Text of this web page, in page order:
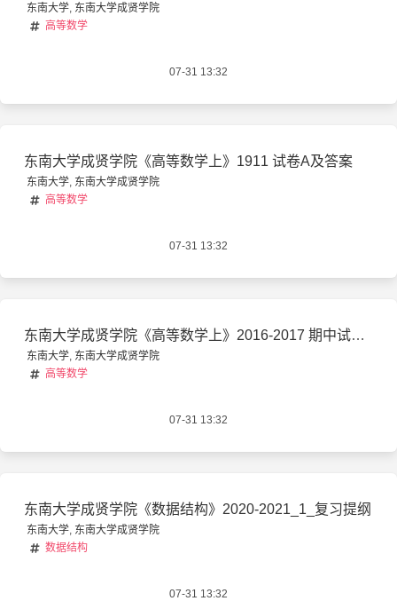
东南大学 东南大学成贤学院
高等数学
07-31 13:32
东南大学成贤学院《高等数学上》1911 试卷A及答案
东南大学 东南大学成贤学院
高等数学
07-31 13:32
东南大学成贤学院《高等数学上》2016-2017 期中试卷无答案
东南大学 东南大学成贤学院
高等数学
07-31 13:32
东南大学成贤学院《数据结构》2020-2021_1_复习提纲
东南大学 东南大学成贤学院
数据结构
07-31 13:32